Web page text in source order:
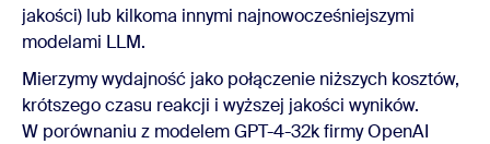
jakości) lub kilkoma innymi najnowocześniejszymi
modelami LLM.
Mierzymy wydajność jako połączenie niższych kosztów,
krótszego czasu reakcji i wyższej jakości wyników.
W porównaniu z modelem GPT-4-32k firmy OpenAI